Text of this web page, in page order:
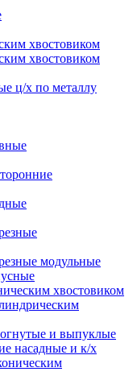
хвостовиком
хвостовиком
ц/х по металлу
модульные
хвостовиком
и выпуклые
насадные и к/х